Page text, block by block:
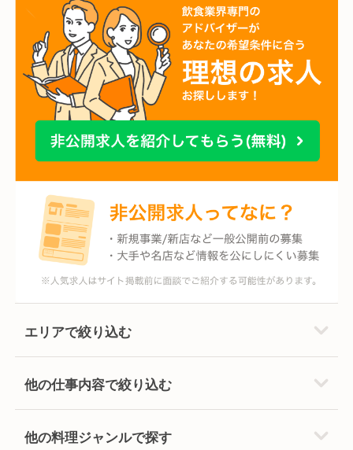
エリアで絞り込む
他の仕事内容で絞り込む
他の料理ジャンルで探す